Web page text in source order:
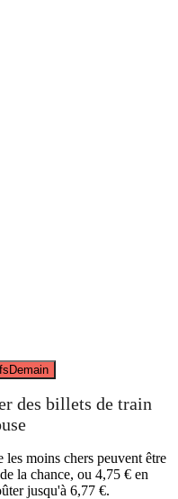
Demain
des billets de train
moins chers peuvent être
la chance, ou 4,75 € en
jusqu'à 6,77 €.